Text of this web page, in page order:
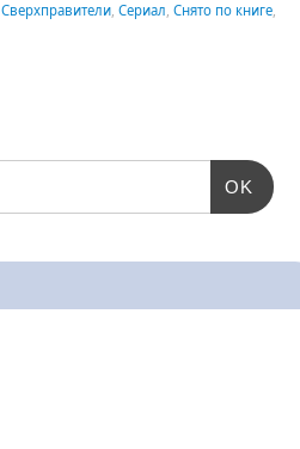
Сверхправители, Сериал, Снято по книге,
OK